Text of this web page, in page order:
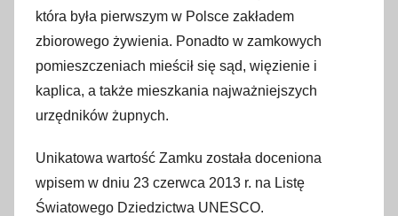
która była pierwszym w Polsce zakładem
zbiorowego żywienia. Ponadto w zamkowych
pomieszczeniach mieścił się sąd, więzienie i
kaplica, a także mieszkania najważniejszych
urzędników żupnych.
Unikatowa wartość Zamku została doceniona
wpisem w dniu 23 czerwca 2013 r. na Listę
Światowego Dziedzictwa UNESCO.